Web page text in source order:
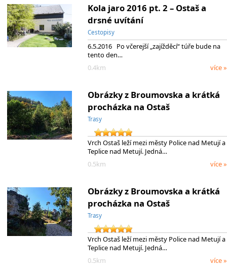
Kola jaro 2016 pt. 2 – Ostaš a
drsné uvítání
Cestopisy
6.5.2016 Po včerejší „zajížděcí“ túře bude na
tento den…
0.4km
více »
Obrázky z Broumovska a krátká
procházka na Ostaš
Trasy
Vrch Ostaš leží mezi městy Police nad Metují a
Teplice nad Metují. Jedná…
0.5km
více »
Obrázky z Broumovska a krátká
procházka na Ostaš
Trasy
Vrch Ostaš leží mezi městy Police nad Metují a
Teplice nad Metují. Jedná…
0.5km
více »